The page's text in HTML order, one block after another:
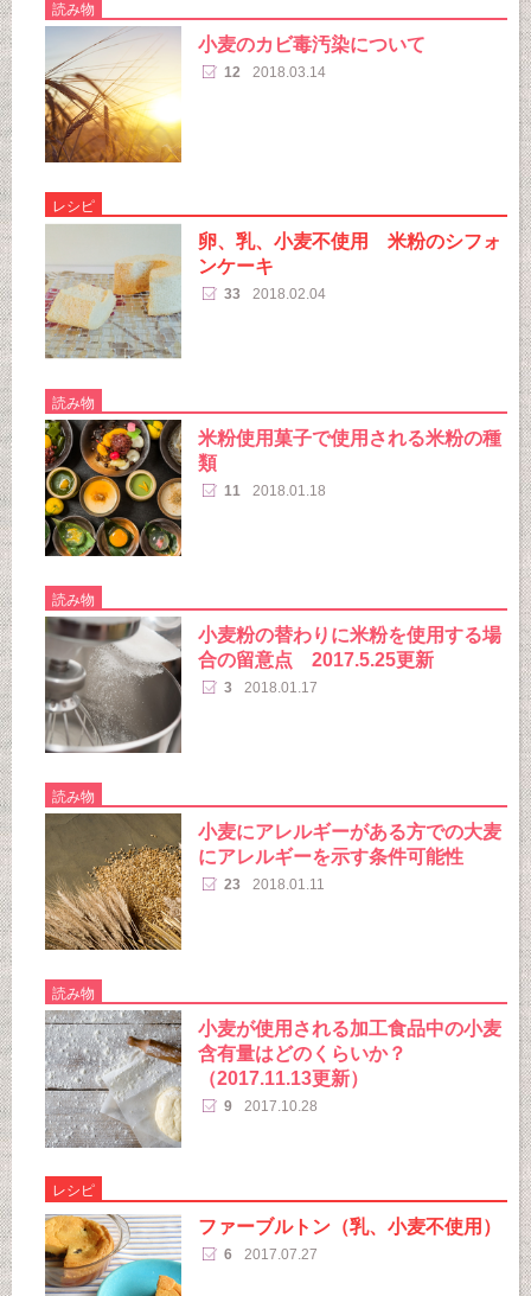
読み物
小麦のカビ毒汚染について
12 2018.03.14
レシピ
卵、乳、小麦不使用 米粉のシフォ
ンケーキ
33 2018.02.04
読み物
米粉使用菓子で使用される米粉の種
類
11 2018.01.18
読み物
小麦粉の替わりに米粉を使用する場
合の留意点 2017.5.25更新
3 2018.01.17
読み物
小麦にアレルギーがある方での大麦
にアレルギーを示す条件可能性
23 2018.01.11
読み物
小麦が使用される加工食品中の小麦
含有量はどのくらいか？
（2017.11.13更新）
9 2017.10.28
レシピ
ファーブルトン（乳、小麦不使用）
6 2017.07.27